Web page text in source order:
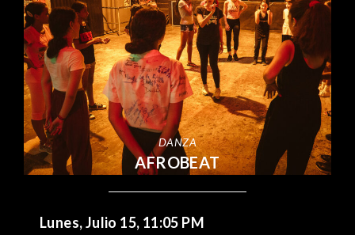
DANZA
AFROBEAT
Lunes, Julio 15, 11:05 PM